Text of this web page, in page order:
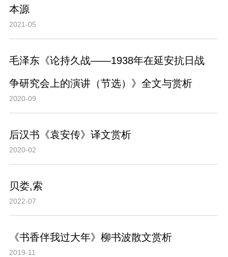
本源
2021-05
毛泽东《论持久战——1938年在延安抗日战
争研究会上的演讲（节选）》全文与赏析
2020-09
后汉书《袁安传》译文赏析
2020-02
贝娄,索
2022-07
《书香伴我过大年》柳书波散文赏析
2019-11